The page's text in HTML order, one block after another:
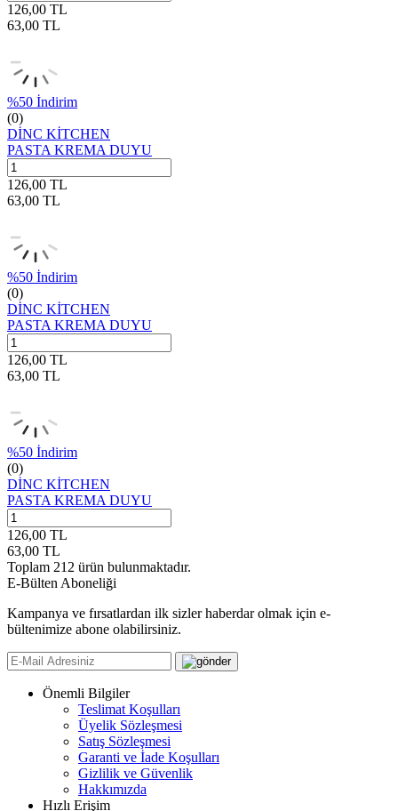
126,00 TL
63,00 TL
%50 İndirim
(0)
DİNC KİTCHEN
PASTA KREMA DUYU
126,00 TL
63,00 TL
%50 İndirim
(0)
DİNC KİTCHEN
PASTA KREMA DUYU
126,00 TL
63,00 TL
%50 İndirim
(0)
DİNC KİTCHEN
PASTA KREMA DUYU
126,00 TL
63,00 TL
Toplam 212 ürün bulunmaktadır.
E-Bülten Aboneliği
Kampanya ve fırsatlardan ilk sizler haberdar olmak için e-
bültenimize abone olabilirsiniz.
Önemli Bilgiler
Teslimat Koşulları
Üyelik Sözleşmesi
Satış Sözleşmesi
Garanti ve İade Koşulları
Gizlilik ve Güvenlik
Hakkımızda
Hızlı Erişim